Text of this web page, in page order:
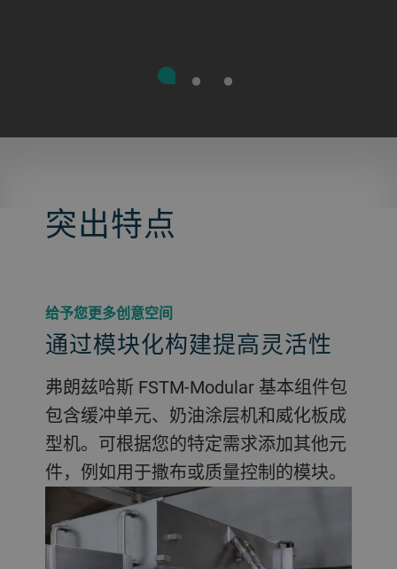
突出特点
给予您更多创意空间
通过模块化构建提高灵活性
弗朗兹哈斯 FSTM-Modular 基本组件包
包含缓冲单元、奶油涂层机和威化板成
型机。可根据您的特定需求添加其他元
件，例如用于撒布或质量控制的模块。